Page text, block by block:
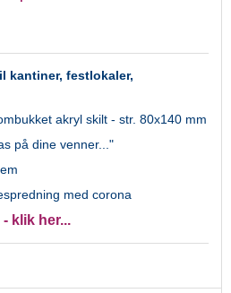
kantiner, festlokaler,
akryl skilt - str. 80x140 mm
på dine venner..."
med corona
klik her...